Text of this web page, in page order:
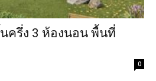
ครึ่ง 3 ห้องนอน พื้นที่
0